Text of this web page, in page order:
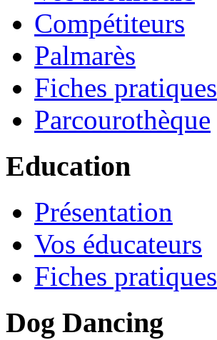
Compétiteurs
Palmarès
Fiches pratiques
Parcourothèque
Education
Présentation
Vos éducateurs
Fiches pratiques
Dog Dancing